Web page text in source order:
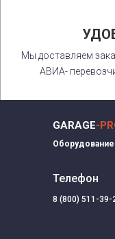
Мы доставляем
АВИА-
GARAGE-
Телефон
8 (800) 511-39-